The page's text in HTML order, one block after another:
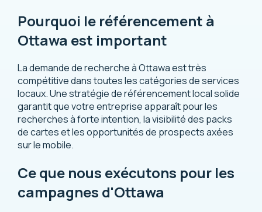
Pourquoi le référencement à
Ottawa est important
La demande de recherche à Ottawa est très
compétitive dans toutes les catégories de services
locaux. Une stratégie de référencement local solide
garantit que votre entreprise apparaît pour les
recherches à forte intention, la visibilité des packs
de cartes et les opportunités de prospects axées
sur le mobile.
Ce que nous exécutons pour les
campagnes d'Ottawa